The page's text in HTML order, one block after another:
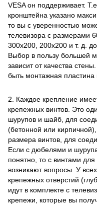
VESA он поддерживает.
кронштейна указано
то вы с уверенностью
телевизора с размерами
300х200, 200х200 и т. д.
Выбор в пользу большей
зависит от качества
быть монтажная пластина
2. Каждое крепление
крепежных винтов. Это
шурупов и шайб, для
(бетонной или
размера винтов, для
Если с дюбелями и
понятно, то с винтами
возникают вопросы. У
крепежных отверстий
идут в комплекте с
крепежи, которые вы